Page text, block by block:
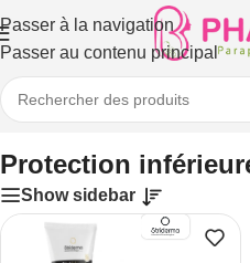
Passer à la navigation
Passer au contenu principal
/Solaires/Crèmes solaires
Protection
Show sidebar